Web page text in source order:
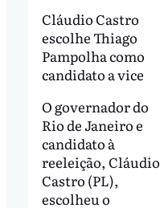
Cláudio Castro
escolhe Thiago
Pampolha como
candidato a vice
O governador do
Rio de Janeiro e
candidato à
reeleição, Cláudio
Castro (PL),
escolheu o